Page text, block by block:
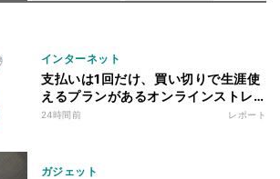
インターネット
支払いは1回だけ、買い切りで生涯使
えるプランがあるオンラインストレ
ージ4選
24時間前 レポート
ガジェット